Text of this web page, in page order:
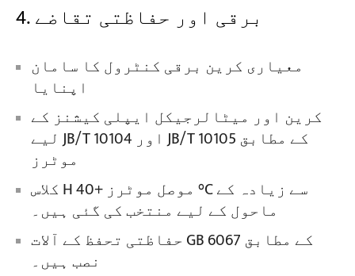
4. برقی اور حفاظتی تقاضے
معیاری کرین برقی کنٹرول کا سامان
اپنایا
کرین اور میٹالرجیکل ایپلی کیشنز کے
لیے JB/T 10104 اور JB/T 10105 کے مطابق
موٹرز
کلاس H موصل موٹرز +40 °C سے زیادہ کے
ماحول کے لیے منتخب کی گئی ہیں۔
حفاظتی تحفظ کے آلات GB 6067 کے مطابق
نصب ہیں۔